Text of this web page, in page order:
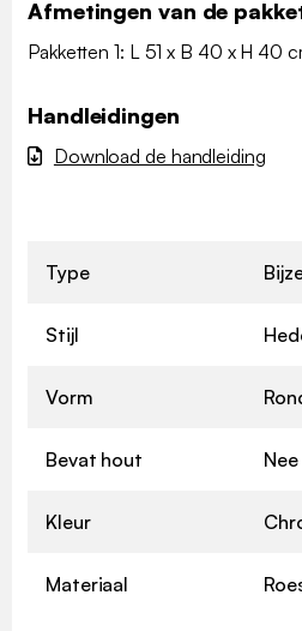
Afmetingen van de
Pakketten 1: L 51 x B 40 x H 40
Handleidingen
Download de handleiding
Type
Stijl
Vorm
Bevat hout Nee
Kleur
Materiaal